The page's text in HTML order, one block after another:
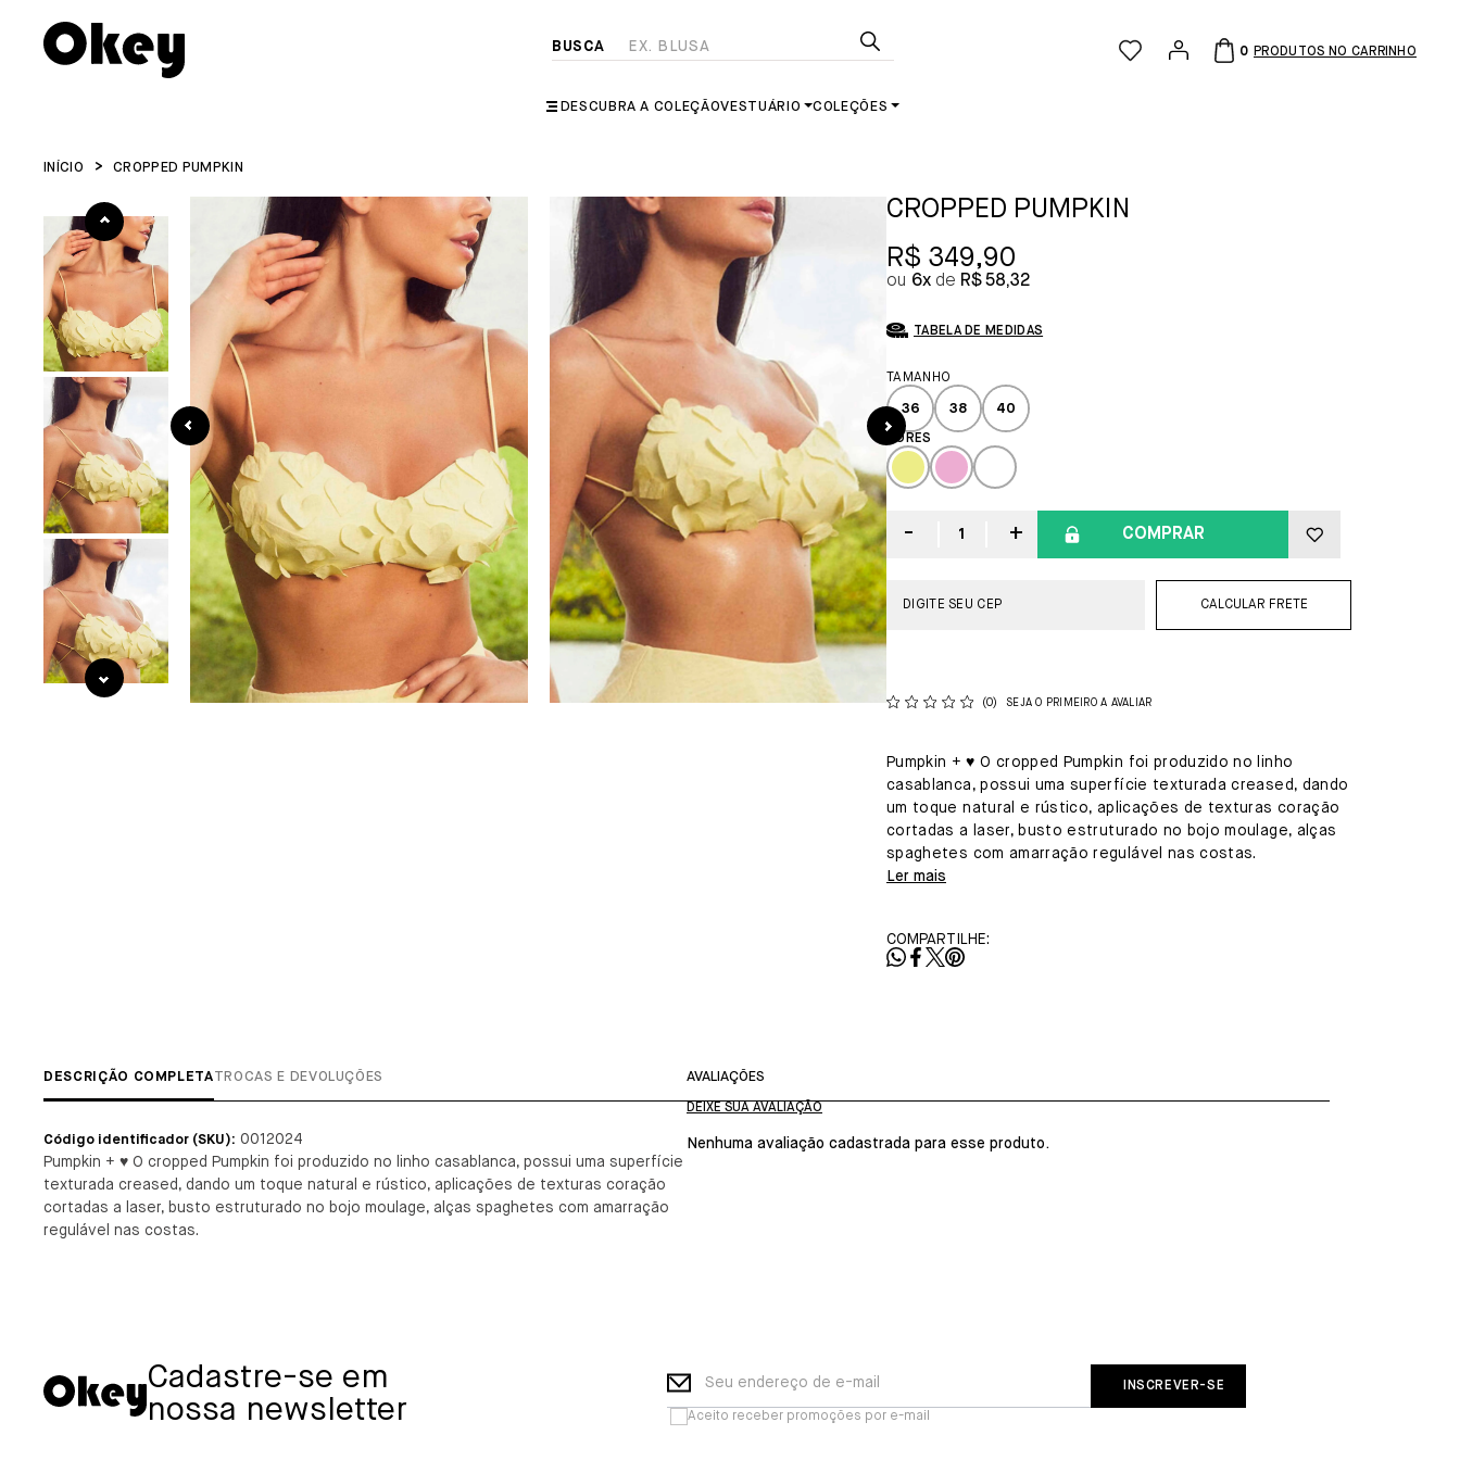
0
DESCUBRA A COLEÇÃOVESTUÁRIO COLEÇÕES
INÍCIO CROPPED PUMPKIN
CROPPED PUMPKIN
R$ 349,90
6x R$ 58,32
TABELA DE MEDIDAS
36 38 40
COMPRAR
CALCULAR FRETE
(0) SEJA O PRIMEIRO A AVALIAR
Pumpkin + ♥️ O cropped Pumpkin foi produzido no linho
casablanca, possui uma superfície texturada creased, dando
um toque natural e rústico, aplicações de texturas coração
cortadas a laser, busto estruturado no bojo moulage, alças
spaghetes com amarração regulável nas costas.
Ler mais
COMPARTILHE:
DESCRIÇÃO COMPLETATROCAS E DEVOLUÇÕES
Código identificador (SKU): 0012024
Pumpkin + ♥️ O cropped Pumpkin foi produzido no linho casablanca, possui uma superfície
texturada creased, dando um toque natural e rústico, aplicações de texturas coração
cortadas a laser, busto estruturado no bojo moulage, alças spaghetes com amarração
regulável nas costas.
AVALIAÇÕES
Nenhuma avaliação cadastrada para esse produto.
Cadastre-se em
nossa newsletter
Seu endereço de e-mail
Aceito receber promoções por e-mail